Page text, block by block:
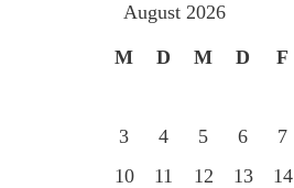
August 2026
M D M D F
3
4 5 6 7
10
11 12 13 14